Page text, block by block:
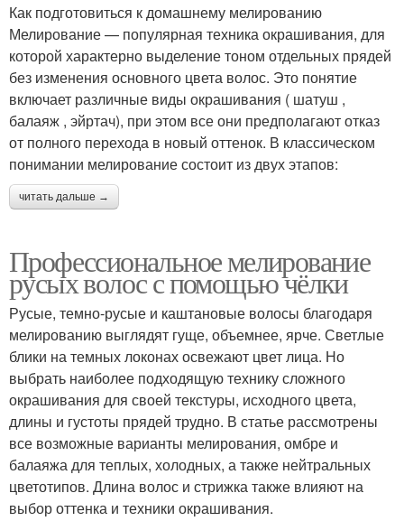
Как подготовиться к домашнему мелированию
Мелирование — популярная техника окрашивания, для
которой характерно выделение тоном отдельных прядей
без изменения основного цвета волос. Это понятие
включает различные виды окрашивания ( шатуш ,
балаяж , эйртач), при этом все они предполагают отказ
от полного перехода в новый оттенок. В классическом
понимании мелирование состоит из двух этапов:
читать дальше →
Профессиональное мелирование
русых волос с помощью чёлки
Русые, темно-русые и каштановые волосы благодаря
мелированию выглядят гуще, объемнее, ярче. Светлые
блики на темных локонах освежают цвет лица. Но
выбрать наиболее подходящую технику сложного
окрашивания для своей текстуры, исходного цвета,
длины и густоты прядей трудно. В статье рассмотрены
все возможные варианты мелирования, омбре и
балаяжа для теплых, холодных, а также нейтральных
цветотипов. Длина волос и стрижка также влияют на
выбор оттенка и техники окрашивания.